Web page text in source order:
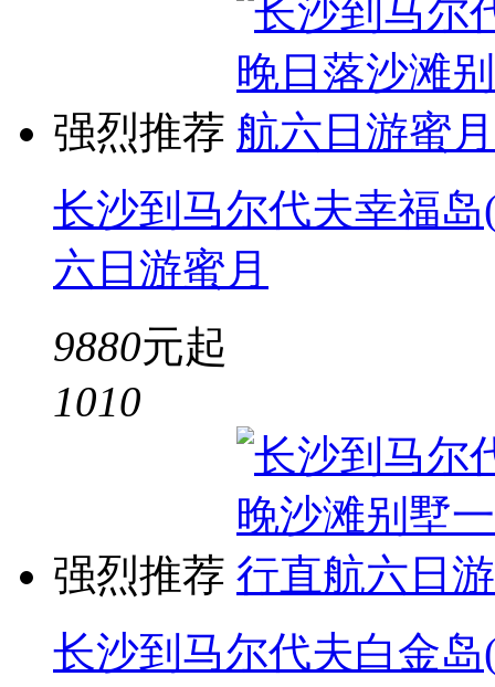
强烈推荐
长沙到马尔代夫幸福
六日游蜜月
9880元起
1010
强烈推荐
长沙到马尔代夫白金